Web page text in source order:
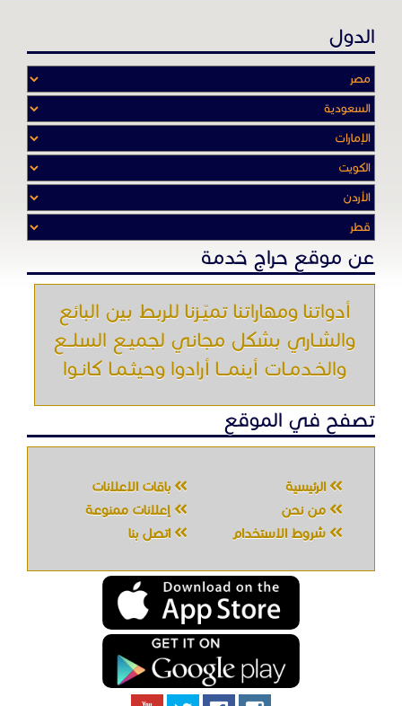
عن موقع حراج خدمة
أدواتنا ومهاراتنا تميّـزنا للربط بين البائع
والشـاري بشكل مجاني لجميـع السلــع
والخـدمـات أينمـــا أرادوا وحيثـمـا كانـوا
تصفح في الموقع
الرئيسية
شروط الاستخدام
اتصل بنا
لتقنية المعلومات